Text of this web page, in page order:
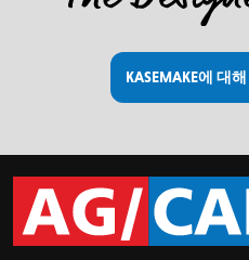
KASEMAKE에 대